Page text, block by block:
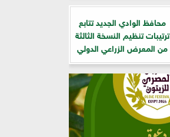
​محافظ الوادي الجديد تتابع
ترتيبات تنظيم النسخة الثالثة
من المعرض الزراعي الدولي